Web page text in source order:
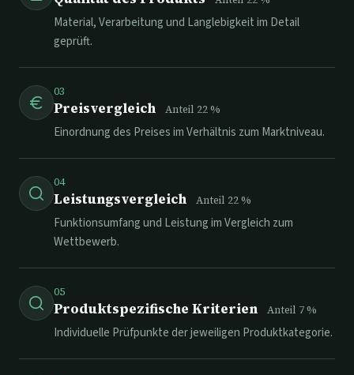
Material, Verarbeitung und Langlebigkeit im Detail
geprüft.
03
Preisvergleich Anteil 22%
Einordnung des Preises im Verhältnis zum Marktniveau.
04
Leistungsvergleich Anteil 22%
Funktionsumfang und Leistung im Vergleich zum
Wettbewerb.
05
Produktspezifische Kriterien Anteil 7%
Individuelle Prüfpunkte der jeweiligen Produktkategorie.